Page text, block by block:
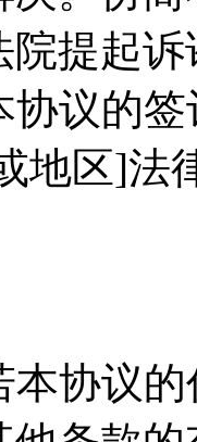
院提起诉
协议的
地区]法
本协议